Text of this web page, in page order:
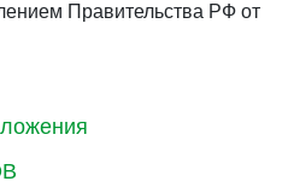
Правительства РФ от